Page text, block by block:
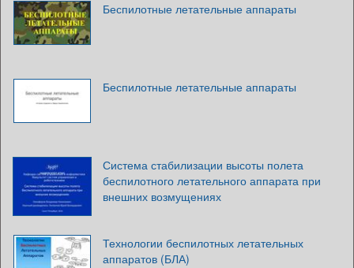
Беспилотные летательные аппараты
Беспилотные летательные аппараты
Система стабилизации высоты полета
беспилотного летательного аппарата при
внешних возмущениях
Технологии беспилотных летательных
аппаратов (БЛА)